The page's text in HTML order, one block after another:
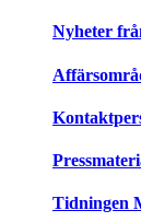
Nyheter
Tidningen